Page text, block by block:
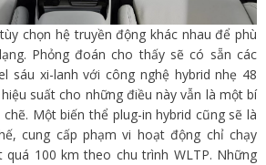
chọn hệ truyền động khác nhau để phù
Phỏng đoán cho thấy sẽ có sẵn các
sáu xi-lanh với công nghệ hybrid nhẹ 48
suất cho những điều này vẫn là một bí
Một biến thể plug-in hybrid cũng sẽ là
cung cấp phạm vi hoạt động chỉ chạy
100 km theo chu trình WLTP. Những